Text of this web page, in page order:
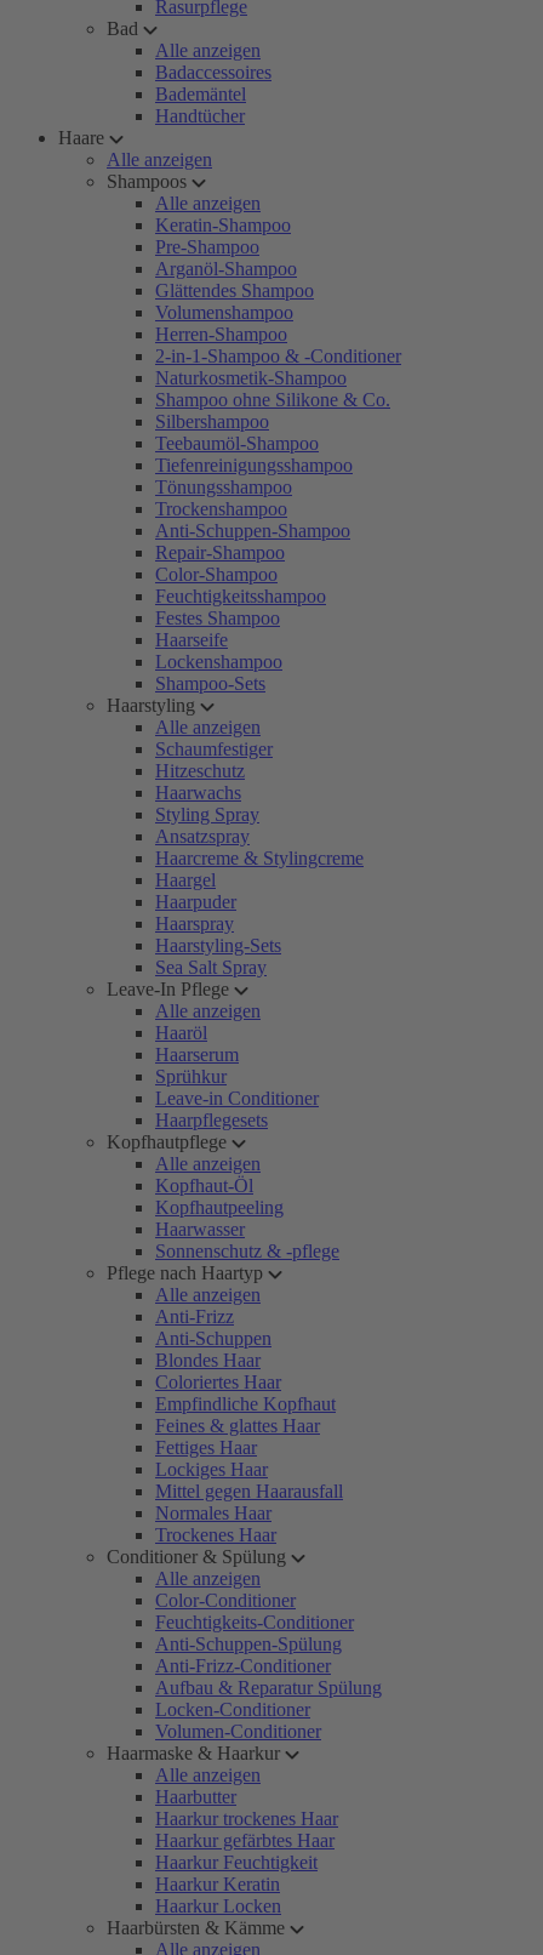
Rasurpflege
Bad
Alle anzeigen
Badaccessoires
Bademäntel
Handtücher
Haare
Alle anzeigen
Shampoos
Alle anzeigen
Keratin-Shampoo
Pre-Shampoo
Arganöl-Shampoo
Glättendes Shampoo
Volumenshampoo
Herren-Shampoo
2-in-1-Shampoo & -Conditioner
Naturkosmetik-Shampoo
Shampoo ohne Silikone & Co.
Silbershampoo
Teebaumöl-Shampoo
Tiefenreinigungsshampoo
Tönungsshampoo
Trockenshampoo
Anti-Schuppen-Shampoo
Repair-Shampoo
Color-Shampoo
Feuchtigkeitsshampoo
Festes Shampoo
Haarseife
Lockenshampoo
Shampoo-Sets
Haarstyling
Alle anzeigen
Schaumfestiger
Hitzeschutz
Haarwachs
Styling Spray
Ansatzspray
Haarcreme & Stylingcreme
Haargel
Haarpuder
Haarspray
Haarstyling-Sets
Sea Salt Spray
Leave-In Pflege
Alle anzeigen
Haaröl
Haarserum
Sprühkur
Leave-in Conditioner
Haarpflegesets
Kopfhautpflege
Alle anzeigen
Kopfhaut-Öl
Kopfhautpeeling
Haarwasser
Sonnenschutz & -pflege
Pflege nach Haartyp
Alle anzeigen
Anti-Frizz
Anti-Schuppen
Blondes Haar
Coloriertes Haar
Empfindliche Kopfhaut
Feines & glattes Haar
Fettiges Haar
Lockiges Haar
Mittel gegen Haarausfall
Normales Haar
Trockenes Haar
Conditioner & Spülung
Alle anzeigen
Color-Conditioner
Feuchtigkeits-Conditioner
Anti-Schuppen-Spülung
Anti-Frizz-Conditioner
Aufbau & Reparatur Spülung
Locken-Conditioner
Volumen-Conditioner
Haarmaske & Haarkur
Alle anzeigen
Haarbutter
Haarkur trockenes Haar
Haarkur gefärbtes Haar
Haarkur Feuchtigkeit
Haarkur Keratin
Haarkur Locken
Haarbürsten & Kämme
Alle anzeigen